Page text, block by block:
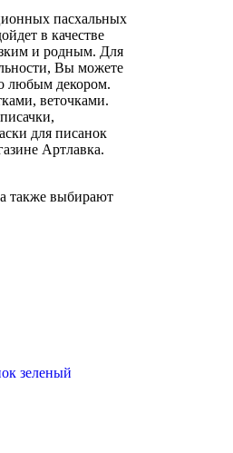
пасхальных
в качестве
и родным. Для
Вы можете
любым декором.
веточками.
для писанок
Артлавка.
также выбирают